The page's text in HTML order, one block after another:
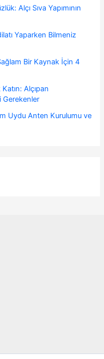
Alçı Sıva Yapımının
Yaparken Bilmeniz
Bir Kaynak İçin 4
Alçıpan
Gerekenler
Uydu Anten Kurulumu ve